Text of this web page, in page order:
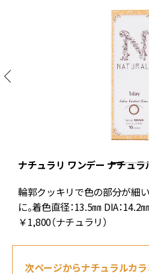
ナチュラリ ワンデー ナチュラ
輪郭クッキリで色の部分が細
に。着色直径：13.5㎜ DIA：
￥1,800（ナチュラリ）
次ページからナチュラルカ